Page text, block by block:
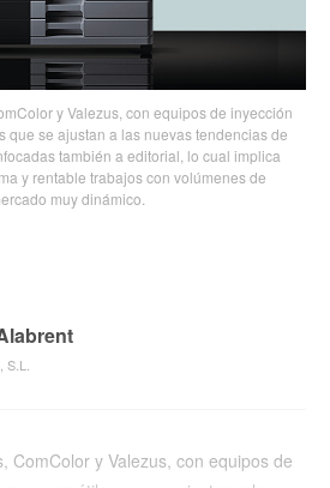
y Valezus, con equipos de inyección
que se ajustan a las nuevas tendencias de
también a editorial, lo cual implica
y rentable trabajos con volúmenes de
muy dinámico.
S.L.
ComColor y Valezus, con equipos de